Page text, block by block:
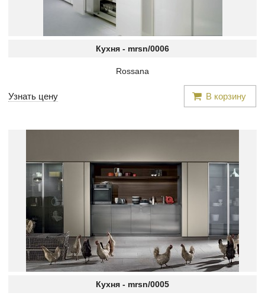
Кухня - mrsn/0006
Rossana
Узнать цену В корзину
Кухня - mrsn/0005